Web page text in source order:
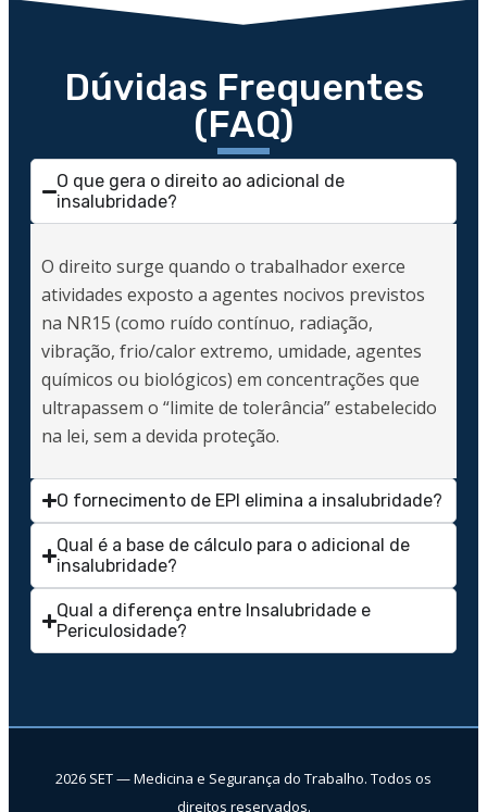
Dúvidas Frequentes
(FAQ)
O que gera o direito ao adicional de
insalubridade?
O direito surge quando o trabalhador exerce
atividades exposto a agentes nocivos previstos
na NR15 (como ruído contínuo, radiação,
vibração, frio/calor extremo, umidade, agentes
químicos ou biológicos) em concentrações que
ultrapassem o “limite de tolerância” estabelecido
na lei, sem a devida proteção.
O fornecimento de EPI elimina a insalubridade?
Qual é a base de cálculo para o adicional de
insalubridade?
Qual a diferença entre Insalubridade e
Periculosidade?
Thais Fernandes
2026 SET — Medicina e Segurança do Trabalho. Todos os
direitos reservados.